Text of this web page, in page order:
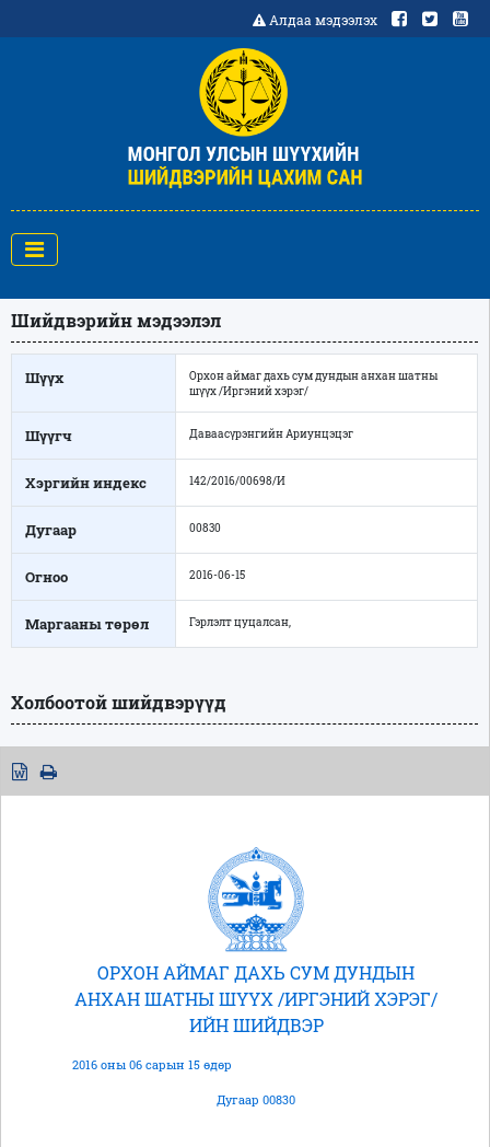
Алдаа мэдээлэх
Шийдвэрийн мэдээлэл
Шүүх
Орхон аймаг дахь сум дундын анхан шатны
шүүх /Иргэний хэрэг/
Шүүгч Даваасүрэнгийн Ариунцэцэг
Хэргийн индекс 142/2016/00698/И
Дугаар 00830
Огноо 2016-06-15
Маргааны төрөл Гэрлэлт цуцалсан,
Холбоотой шийдвэрүүд
ОРХОН АЙМАГ ДАХЬ СУМ ДУНДЫН
АНХАН ШАТНЫ ШҮҮХ /ИРГЭНИЙ ХЭРЭГ/
ИЙН ШИЙДВЭР
2016 оны 06 сарын 15 өдөр
Дугаар 00830